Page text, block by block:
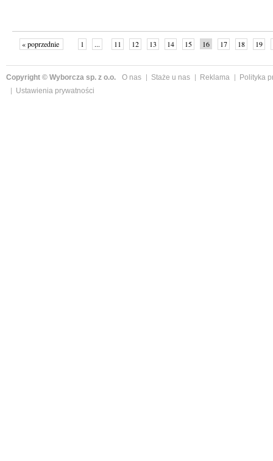
« poprzednie 1 ... 11 12 13 14 15 16 17 18 19
Copyright © Wyborcza sp. z o.o. O nas Staże u nas Reklama
Polityka
Ustawienia prywatności